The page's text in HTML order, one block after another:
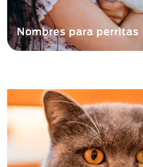
Nombres para perritas